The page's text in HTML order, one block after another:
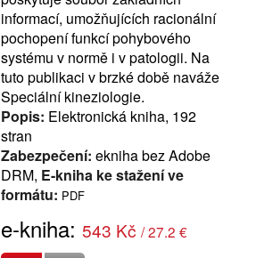
informací, umožňujících racionální
pochopení funkcí pohybového
systému v normě i v patologii. Na
tuto publikaci v brzké době naváže
Speciální kineziologie.
Popis: Elektronická kniha, 192
stran
Zabezpečení: ekniha bez Adobe
DRM, E-kniha ke stažení ve
formátu: PDF
e-kniha: 543 Kč / 27.2 €